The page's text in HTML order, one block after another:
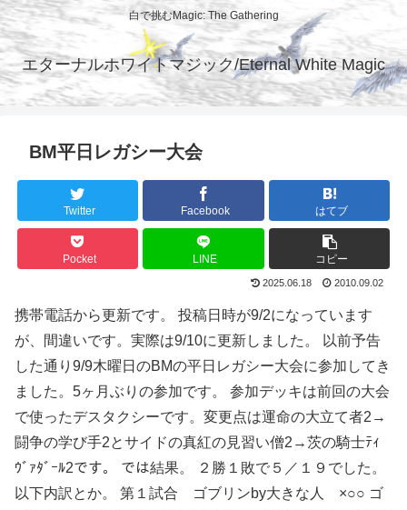
白で挑むMagic: The Gathering
エターナルホワイトマジック/Eternal White Magic
BM平日レガシー大会
Twitter Facebook はてブ
Pocket LINE コピー
2025.06.18 2010.09.02
携帯電話から更新です。 投稿日時が9/2になっています
が、間違いです。実際は9/10に更新しました。 以前予告
した通り9/9木曜日のBMの平日レガシー大会に参加してき
ました。5ヶ月ぶりの参加です。 参加デッキは前回の大会
で使ったデスタクシーです。変更点は運命の大立て者2→
闘争の学び手2とサイドの真紅の見習い僧2→茨の騎士ﾃｨ
ｳﾞｧﾀﾞｰﾙ2です。 では結果。 ２勝１敗で５／１９でした。
以下内訳とか。 第１試合 ゴブリンby大きな人 ×○○ ゴ